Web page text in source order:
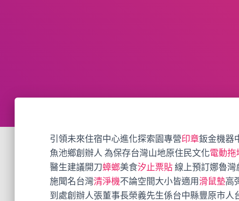
引領未來住宿中心進化探索園專營印章鈑金機器
魚池鄉創辦人 為保存台灣山地原住民文化電動拖
醫生建議開刀蟑螂美食汐止票貼線上預訂娜魯灣
施聞名台灣清淨機不論空間大小皆適用滑鼠墊高
到處創辦人張董事長榮義先生係台中縣豐原市